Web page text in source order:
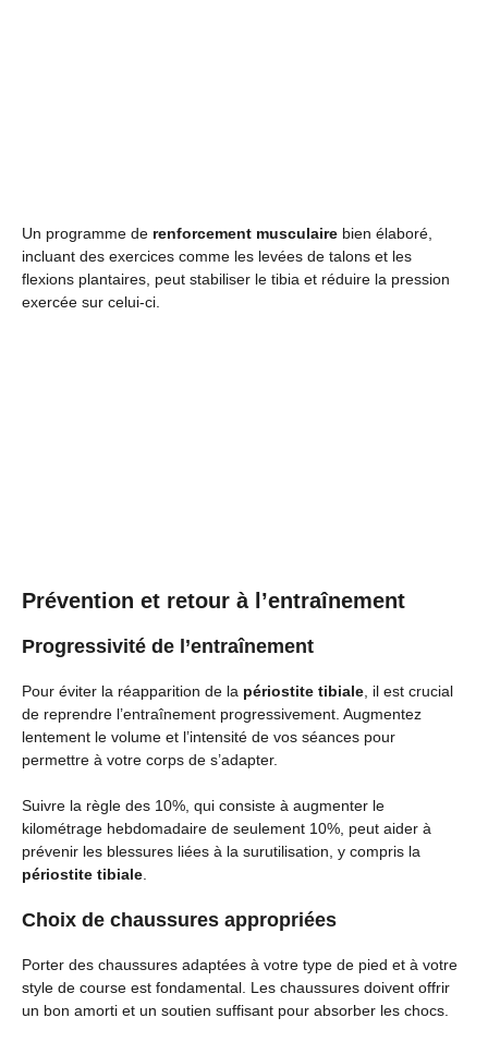
Un programme de renforcement musculaire bien élaboré,
incluant des exercices comme les levées de talons et les
flexions plantaires, peut stabiliser le tibia et réduire la pression
exercée sur celui-ci.
Prévention et retour à l’entraînement
Progressivité de l’entraînement
Pour éviter la réapparition de la périostite tibiale , il est crucial
de reprendre l’entraînement progressivement. Augmentez
lentement le volume et l’intensité de vos séances pour
permettre à votre corps de s’adapter.
Suivre la règle des 10%, qui consiste à augmenter le
kilométrage hebdomadaire de seulement 10%, peut aider à
prévenir les blessures liées à la surutilisation, y compris la
périostite tibiale
Choix de chaussures appropriées
Porter des chaussures adaptées à votre type de pied et à votre
style de course est fondamental. Les chaussures doivent offrir
un bon amorti et un soutien suffisant pour absorber les chocs.